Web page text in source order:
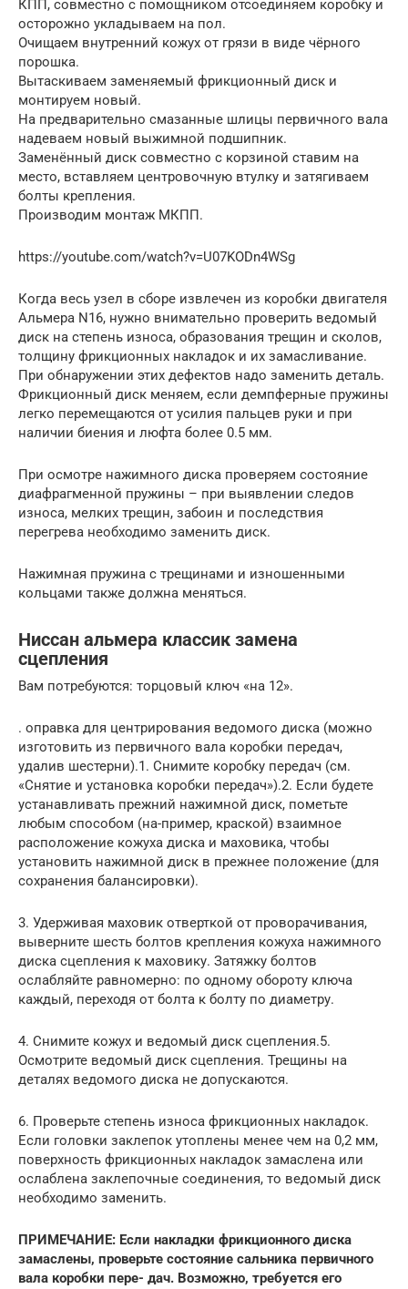
КПП, совместно с помощником отсоединяем коробку и
осторожно укладываем на пол.
Очищаем внутренний кожух от грязи в виде чёрного
порошка.
Вытаскиваем заменяемый фрикционный диск и
монтируем новый.
На предварительно смазанные шлицы первичного вала
надеваем новый выжимной подшипник.
Заменённый диск совместно с корзиной ставим на
место, вставляем центровочную втулку и затягиваем
болты крепления.
Производим монтаж МКПП.
https://youtube.com/watch?v=U07KODn4WSg
Когда весь узел в сборе извлечен из коробки двигателя
Альмера N16, нужно внимательно проверить ведомый
диск на степень износа, образования трещин и сколов,
толщину фрикционных накладок и их замасливание.
При обнаружении этих дефектов надо заменить деталь.
Фрикционный диск меняем, если демпферные пружины
легко перемещаются от усилия пальцев руки и при
наличии биения и люфта более 0.5 мм.
При осмотре нажимного диска проверяем состояние
диафрагменной пружины – при выявлении следов
износа, мелких трещин, забоин и последствия
перегрева необходимо заменить диск.
Нажимная пружина с трещинами и изношенными
кольцами также должна меняться.
Ниссан альмера классик замена
сцепления
Вам потребуются: торцовый ключ «на 12».
. оправка для центрирования ведомого диска (можно
изготовить из первичного вала коробки передач,
удалив шестерни).1. Снимите коробку передач (см.
«Снятие и установка коробки передач»).2. Если будете
устанавливать прежний нажимной диск, пометьте
любым способом (на-пример, краской) взаимное
расположение кожуха диска и маховика, чтобы
установить нажимной диск в прежнее положение (для
сохранения балансировки).
3. Удерживая маховик отверткой от проворачивания,
выверните шесть болтов крепления кожуха нажимного
диска сцепления к маховику. Затяжку болтов
ослабляйте равномерно: по одному обороту ключа
каждый, переходя от болта к болту по диаметру.
4. Снимите кожух и ведомый диск сцепления.5.
Осмотрите ведомый диск сцепления. Трещины на
деталях ведомого диска не допускаются.
6. Проверьте степень износа фрикционных накладок.
Если головки заклепок утоплены менее чем на 0,2 мм,
поверхность фрикционных накладок замаслена или
ослаблена заклепочные соединения, то ведомый диск
необходимо заменить.
ПРИМЕЧАНИЕ: Если накладки фрикционного диска
замаслены, проверьте состояние сальника первичного
вала коробки пере- дач. Возможно, требуется его